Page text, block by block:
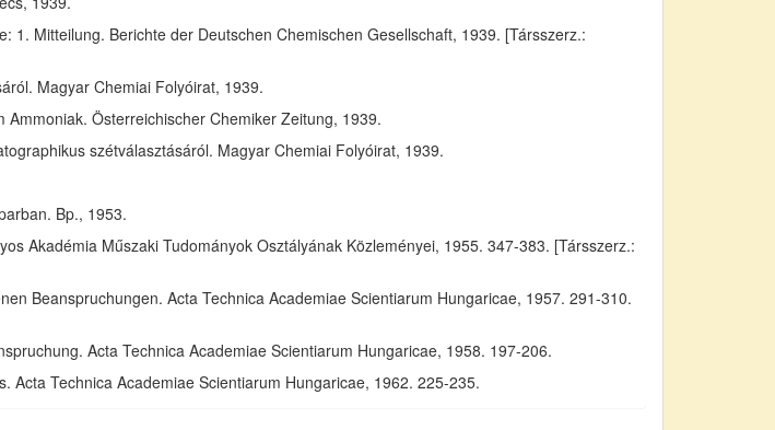
1. Mitteilung. Berichte der Deutschen Chemischen Gesellschaft, 1939. [Társszerz.:
Magyar Chemiai Folyóirat, 1939.
Österreichischer Chemiker Zeitung, 1939.
szétválasztásáról. Magyar Chemiai Folyóirat, 1939.
Bp., 1953.
Akadémia Műszaki Tudományok Osztályának Közleményei, 1955. 347-383. [Társszerz.:
Beanspruchungen. Acta Technica Academiae Scientiarum Hungaricae, 1957. 291-310.
Acta Technica Academiae Scientiarum Hungaricae, 1958. 197-206.
Acta Technica Academiae Scientiarum Hungaricae, 1962. 225-235.